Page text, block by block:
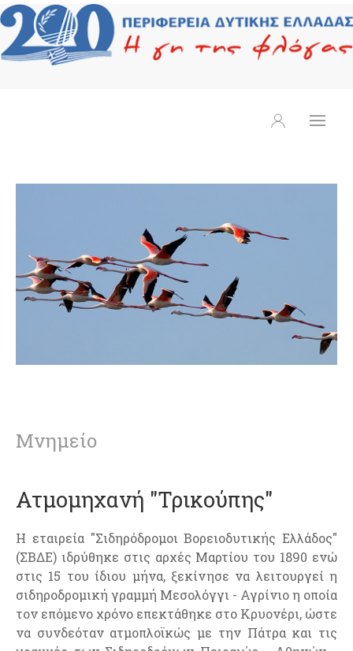
Μνημείο
Ατμομηχανή "Τρικούπης"
Η εταιρεία "Σιδηρόδρομοι Βορειοδυτικής Ελλάδος"
(ΣΒΔΕ) ιδρύθηκε στις αρχές Μαρτίου του 1890 ενώ
στις 15 του ίδιου μήνα, ξεκίνησε να λειτουργεί η
σιδηροδρομική γραμμή Μεσολόγγι - Αγρίνιο η οποία
τον επόμενο χρόνο επεκτάθηκε στο Κρυονέρι, ώστε
να συνδεόταν ατμοπλοϊκώς με την Πάτρα και τις